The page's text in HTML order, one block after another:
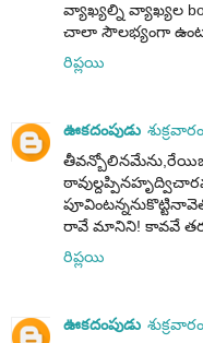
వ్యాఖ్యల్ని వ్యాఖ్యల
చాలా సౌలభ్యంగా
రిప్లయి
ఊకదంపుడు
రావే మానిని! కావవే
రిప్లయి
ఊకదంపుడు